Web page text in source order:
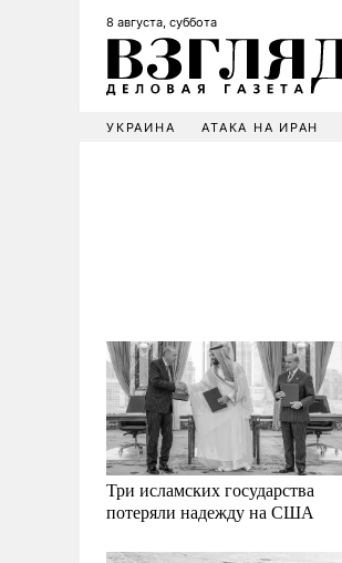
8 августа, суббота
УКРАИНА АТАКА НА ИРАН
Три исламских государства
потеряли надежду на США